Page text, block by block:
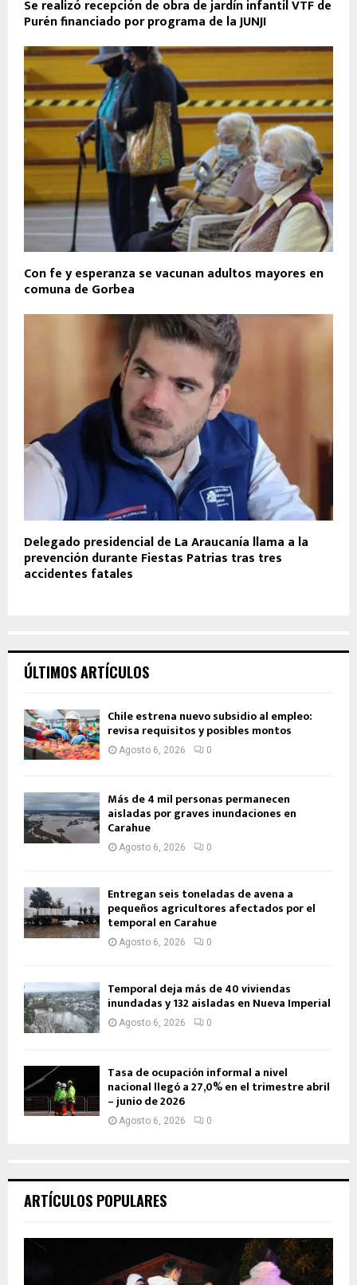
Se realizó recepción de obra de jardín infantil VTF de
Purén financiado por programa de la JUNJI
Con fe y esperanza se vacunan adultos mayores en
comuna de Gorbea
Delegado presidencial de La Araucanía llama a la
prevención durante Fiestas Patrias tras tres
accidentes fatales
ÚLTIMOS ARTÍCULOS
Chile estrena nuevo subsidio al empleo:
revisa requisitos y posibles montos
Agosto 6, 2026 0
Más de 4 mil personas permanecen
aisladas por graves inundaciones en
Carahue
Agosto 6, 2026 0
Entregan seis toneladas de avena a
pequeños agricultores afectados por el
temporal en Carahue
Agosto 6, 2026 0
Temporal deja más de 40 viviendas
inundadas y 132 aisladas en Nueva Imperial
Agosto 6, 2026 0
Tasa de ocupación informal a nivel
nacional llegó a 27,0% en el trimestre abril
– junio de 2026
Agosto 6, 2026 0
ARTÍCULOS POPULARES